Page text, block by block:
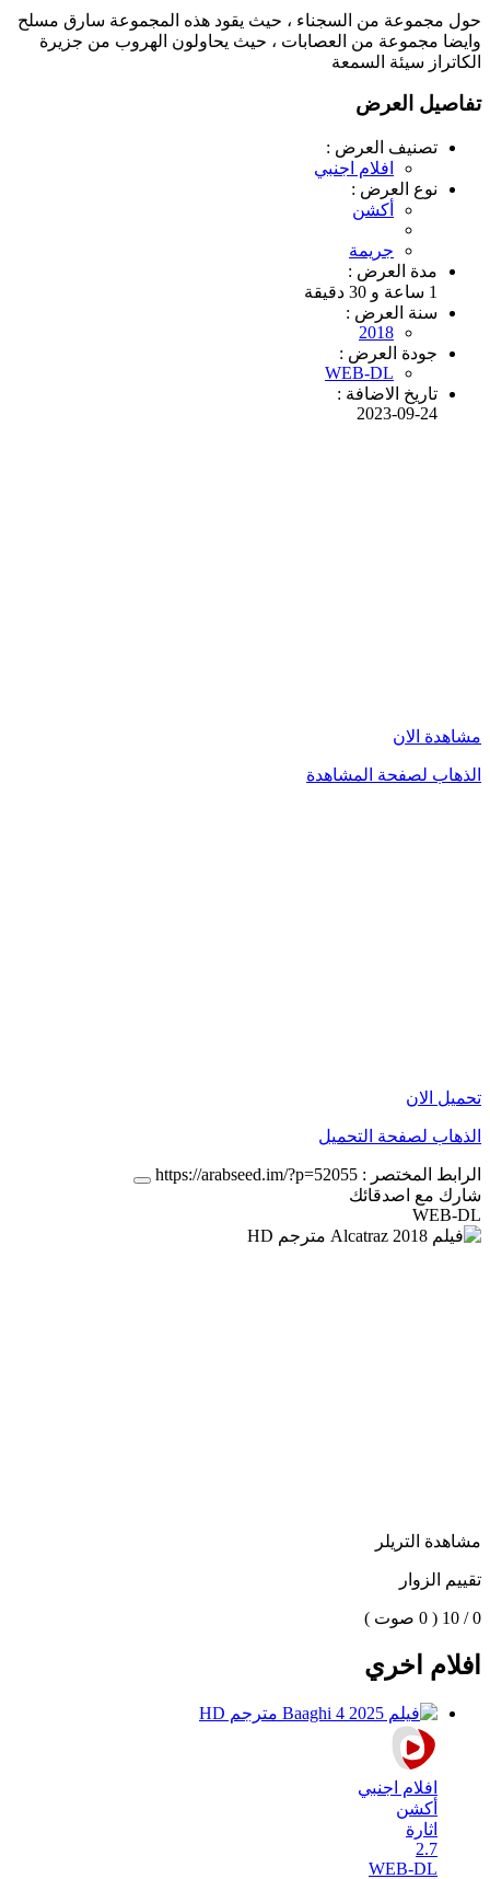
حول مجموعة من السجناء ، حيث يقود هذه المجموعة سارق مسلح
وايضا مجموعة من العصابات ، حيث يحاولون الهروب من جزيرة
الكاتراز سيئة السمعة
تفاصيل العرض
تصنيف العرض :
افلام اجنبي
نوع العرض :
أكشن
جريمة
مدة العرض :
1 ساعة و 30 دقيقة
سنة العرض :
2018
جودة العرض :
WEB-DL
تاريخ الاضافة :
2023-09-24
مشاهدة الان
الذهاب لصفحة المشاهدة
تحميل الان
الذهاب لصفحة التحميل
الرابط المختصر : https://arabseed.im/?p=52055
شارك مع اصدقائك
WEB-DL
مشاهدة التريلر
تقييم الزوار
0 / 10 ( 0 صوت )
افلام اخري
افلام اجنبي
أكشن
اثارة
2.7
WEB-DL